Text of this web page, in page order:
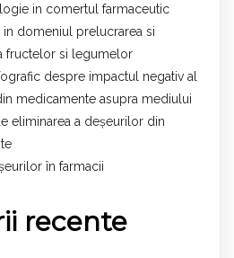
in comertul farmaceutic
in domeniul prelucrarea si
fructelor si legumelor
despre impactul negativ al
medicamente asupra mediului
eliminarea a deșeurilor din
în farmacii
recente